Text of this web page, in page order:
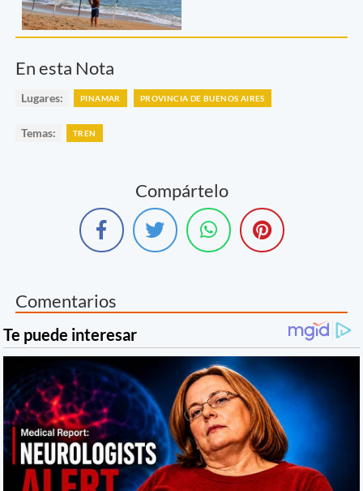
En esta Nota
Lugares: PINAMAR PROVINCIA DE BUENOS AIRES
Temas: TREN
Compártelo
Comentarios